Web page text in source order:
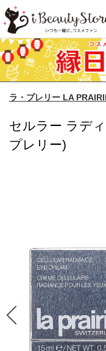
ラ・プレリー LA
セルラー ラデ
プレリー)